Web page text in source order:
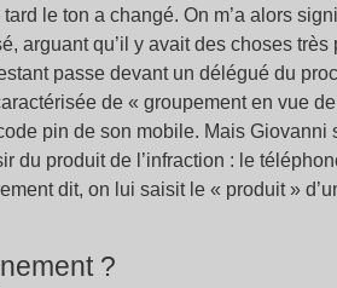
le ton a changé. On m’a alors
arguant qu’il y avait des choses très
passe devant un délégué du
de « groupement en vue
pin de son mobile. Mais Giovanni
du produit de l’infraction : le
dit, on lui saisit le « produit »
?